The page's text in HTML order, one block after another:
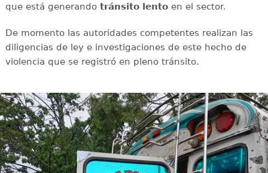
que está generando tránsito lentoen el sector.
De momento las autoridades competentes realizan las
diligencias de ley e investigaciones de este hecho de
violencia que se registró en pleno tránsito.